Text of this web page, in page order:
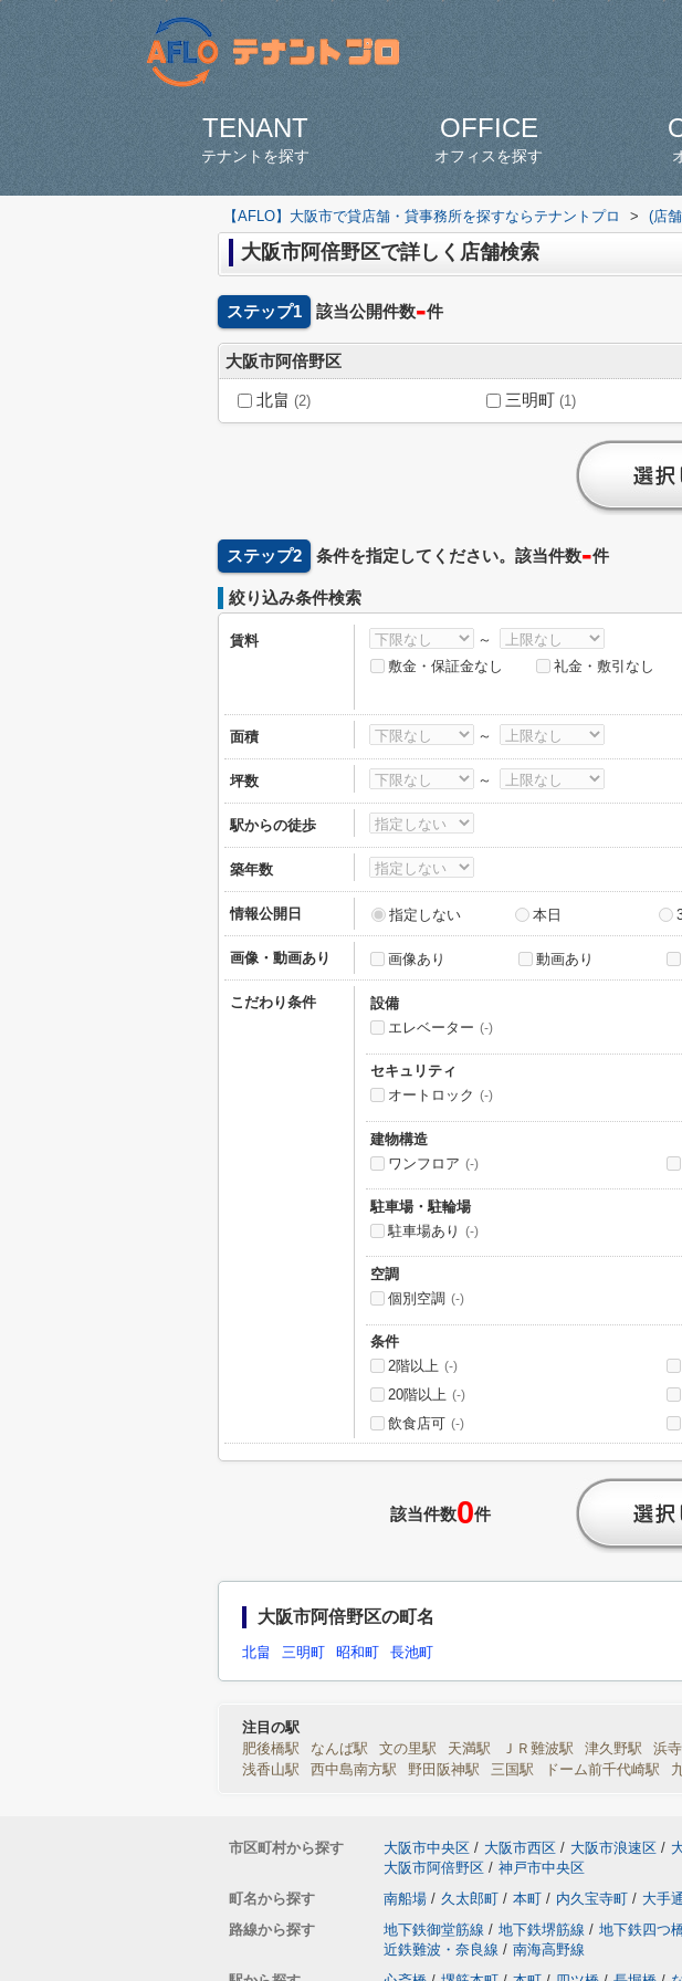
TENANT
テナントを探す
OFFICE
オフィスを探す
【AFLO】大阪市で貸店舗・貸事務所を探すならテナントプロ > (店
大阪市阿倍野区で詳しく店舗検索
ステップ1 該当公開件数-件
大阪市阿倍野区
北畠 (2) 三明町 (1)
ステップ2 条件を指定してください。該当件数-件
絞り込み条件検索
賃料
～
敷金・保証金なし
礼金・敷引なし
面積 ～
坪数 ～
駅からの徒歩
築年数
情報公開日 指定しない 本日
画像・動画あり 画像あり 動画あり
こだわり条件
設備
エレベーター (-)
セキュリティ
オートロック (-)
建物構造
ワンフロア (-)
駐車場・駐輪場
駐車場あり
(-)
空調
個別空調 (-)
条件
2階以上 (-)
20階以上 (-)
飲食店可 (-)
該当件数0件
大阪市阿倍野区の町名
北畠 三明町 昭和町 長池町
注目の駅
肥後橋駅
なんば駅 文の里駅 天満駅 ＪＲ難波駅 津久野駅 浜
浅香山駅
西中島南方駅 野田阪神駅 三国駅 ドーム前千代崎駅
市区町村から探す 大阪市中央区 / 大阪市西区 / 大阪市浪速区 /
大阪市阿倍野区 / 神戸市中央区
町名から探す
南船場 / 久太郎町 / 本町 / 内久宝寺町 / 大手
路線から探す
地下鉄御堂筋線 / 地下鉄堺筋線 / 地下鉄四つ
近鉄難波・奈良線 / 南海高野線